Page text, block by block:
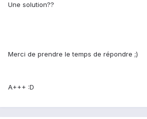
Une solution??
Merci de prendre le temps de répondre ;)
A+++ :D